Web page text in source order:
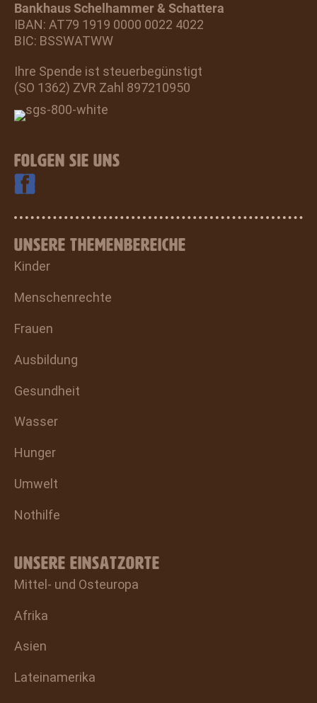
Bankhaus Schelhammer & Schattera
IBAN: AT79 1919 0000 0022 4022
BIC: BSSWATWW
Ihre Spende ist steuerbegünstigt
(SO 1362) ZVR Zahl 897210950
FOLGEN SIE UNS
UNSERE THEMENBEREICHE
Kinder
Menschenrechte
Frauen
Ausbildung
Gesundheit
Wasser
Hunger
Umwelt
Nothilfe
UNSERE EINSATZORTE
Mittel- und Osteuropa
Afrika
Asien
Lateinamerika